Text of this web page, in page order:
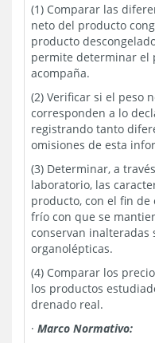
(1) Comparar las
neto del producto
producto
permite determinar el
acompaña.
(2) Verificar si el peso
corresponden a lo
registrando tanto
omisiones de esta
(3) Determinar, a
laboratorio, las
producto, con el fin de
frío con que se
conservan inalteradas
organolépticas.
(4) Comparar los
los productos
drenado real.
· Marco Normativo: